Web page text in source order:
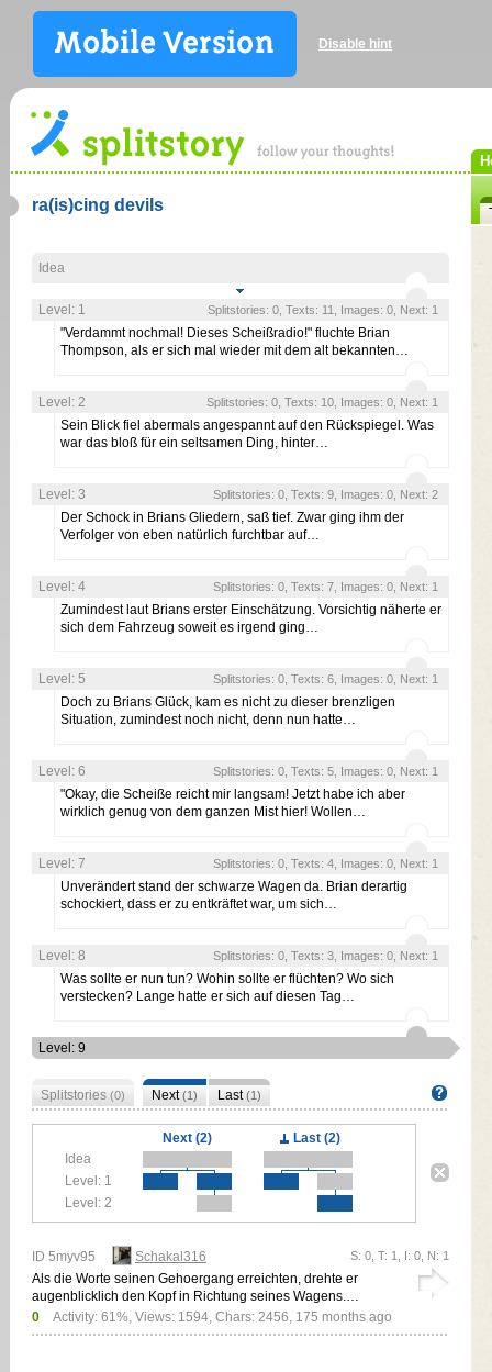
Disable hint
ra(is)cing devils
Idea
Level: 1 Splitstories: 0, Texts: 11, Images: 0, Next: 1
"Verdammt nochmal! Dieses Scheißradio!" fluchte Brian
Thompson, als er sich mal wieder mit dem alt bekannten…
Level: 2 Splitstories: 0, Texts: 10, Images: 0, Next: 1
Sein Blick fiel abermals angespannt auf den Rückspiegel. Was
war das bloß für ein seltsamen Ding, hinter…
Level: 3 Splitstories: 0, Texts: 9, Images: 0, Next: 2
Der Schock in Brians Gliedern, saß tief. Zwar ging ihm der
Verfolger von eben natürlich furchtbar auf…
Level: 4 Splitstories: 0, Texts: 7, Images: 0, Next: 1
Zumindest laut Brians erster Einschätzung. Vorsichtig näherte er
sich dem Fahrzeug soweit es irgend ging…
Level: 5 Splitstories: 0, Texts: 6, Images: 0, Next: 1
Doch zu Brians Glück, kam es nicht zu dieser brenzligen
Situation, zumindest noch nicht, denn nun hatte…
Level: 6 Splitstories: 0, Texts: 5, Images: 0, Next: 1
"Okay, die Scheiße reicht mir langsam! Jetzt habe ich aber
wirklich genug von dem ganzen Mist hier! Wollen…
Level: 7 Splitstories: 0, Texts: 4, Images: 0, Next: 1
Unverändert stand der schwarze Wagen da. Brian derartig
schockiert, dass er zu entkräftet war, um sich…
Level: 8 Splitstories: 0, Texts: 3, Images: 0, Next: 1
Was sollte er nun tun? Wohin sollte er flüchten? Wo sich
verstecken? Lange hatte er sich auf diesen Tag…
Level: 9
Splitstories (0) Next(1) Last(1)
Next (2)
Last (2)
Idea
Level: 1
Level: 2
ID 5myv95
Schakal316
Als die Worte seinen Gehoergang erreichten, drehte er
augenblicklich den Kopf in Richtung seines Wagens.…
0
Activity: 61%, Views: 1594, Chars: 2456, 175 months ago
S: 0, T: 1, I: 0, N: 1